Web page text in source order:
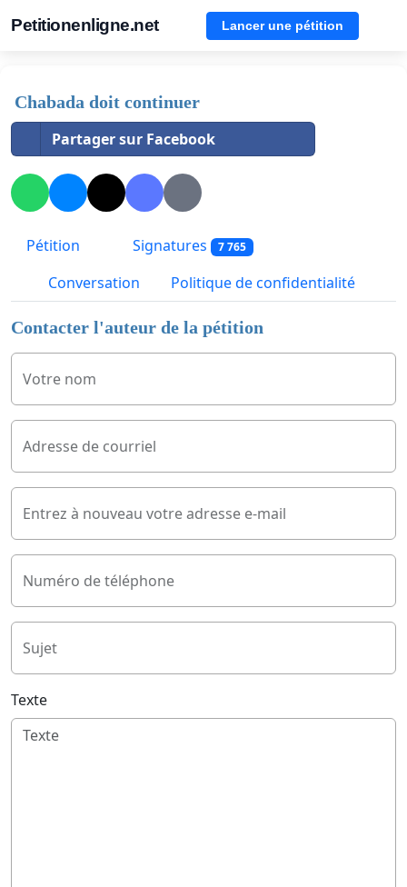
Petitionenligne.net Lancer une pétition
Chabada doit continuer
Partager sur Facebook
Pétition Signatures 7 765
Conversation Politique de confidentialité
Contacter l'auteur de la pétition
Votre nom
Adresse de courriel
Entrez à nouveau votre adresse e-mail
Numéro de téléphone
Sujet
Texte